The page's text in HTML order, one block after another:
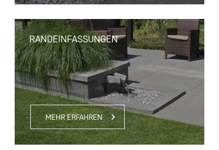
RANDEINFASSUNGEN
MEHR ERFAHREN